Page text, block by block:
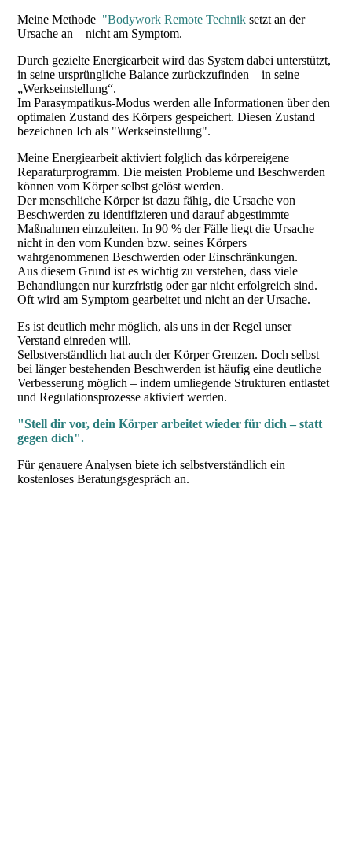
Meine Methode "Bodywork Remote Technik setzt an der
Ursache an – nicht am Symptom.
Durch gezielte Energiearbeit wird das System dabei unterstützt,
in seine ursprüngliche Balance zurückzufinden – in seine
„Werkseinstellung“.
Im Parasympatikus-Modus werden alle Informationen über den
optimalen Zustand des Körpers gespeichert. Diesen Zustand
bezeichnen Ich als "Werkseinstellung".
Meine Energiearbeit aktiviert folglich das körpereigene
Reparaturprogramm. Die meisten Probleme und Beschwerden
können vom Körper selbst gelöst werden.
Der menschliche Körper ist dazu fähig, die Ursache von
Beschwerden zu identifizieren und darauf abgestimmte
Maßnahmen einzuleiten. In 90 % der Fälle liegt die Ursache
nicht in den vom Kunden bzw. seines Körpers
wahrgenommenen Beschwerden oder Einschränkungen.
Aus diesem Grund ist es wichtig zu verstehen, dass viele
Behandlungen nur kurzfristig oder gar nicht erfolgreich sind.
Oft wird am Symptom gearbeitet und nicht an der Ursache.
Es ist deutlich mehr möglich, als uns in der Regel unser
Verstand einreden will.
Selbstverständlich hat auch der Körper Grenzen. Doch selbst
bei länger bestehenden Beschwerden ist häufig eine deutliche
Verbesserung möglich – indem umliegende Strukturen entlastet
und Regulationsprozesse aktiviert werden.
"Stell dir vor, dein Körper arbeitet wieder für dich – statt
gegen dich".
Für genauere Analysen biete ich selbstverständlich ein
kostenloses Beratungsgespräch an.